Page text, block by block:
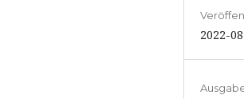
2022-